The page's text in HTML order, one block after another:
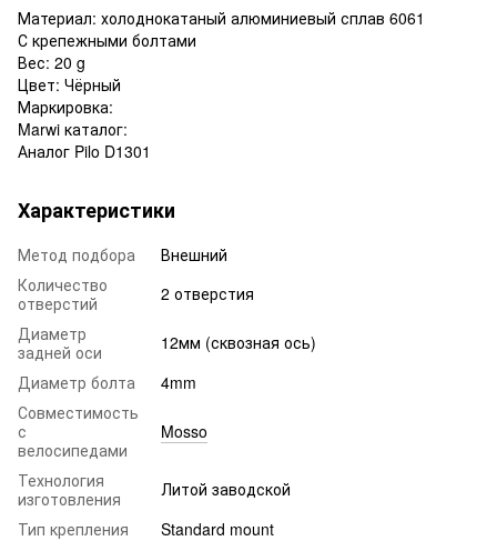
Материал: холоднокатаный алюминиевый сплав 6061
С крепежными болтами
Вес: 20 g
Цвет: Чёрный
Маркировка:
Marwi каталог:
Аналог Pilo D1301
Характеристики
Метод подбора
Внешний
Количество
отверстий
2 отверстия
Диаметр
задней оси
12мм (сквозная ось)
Диаметр болта
4mm
Совместимость
с
велосипедами
Mosso
Технология
изготовления
Литой заводской
Тип крепления
Standard mount